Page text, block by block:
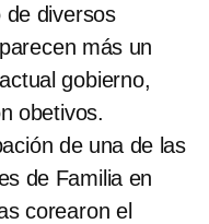
de diversos
más un
gobierno,
obetivos.
de una de las
de Familia en
corearon el